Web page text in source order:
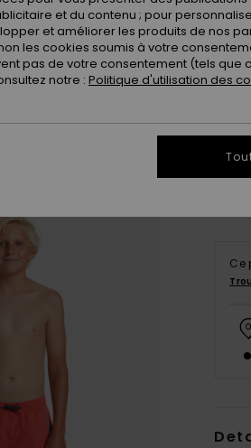
Ce
et du contenu ; pour
et améliorer les produits de nos
les cookies soumis à votre
pas de votre consentement (tels que
notre : Politique d'utilisation des